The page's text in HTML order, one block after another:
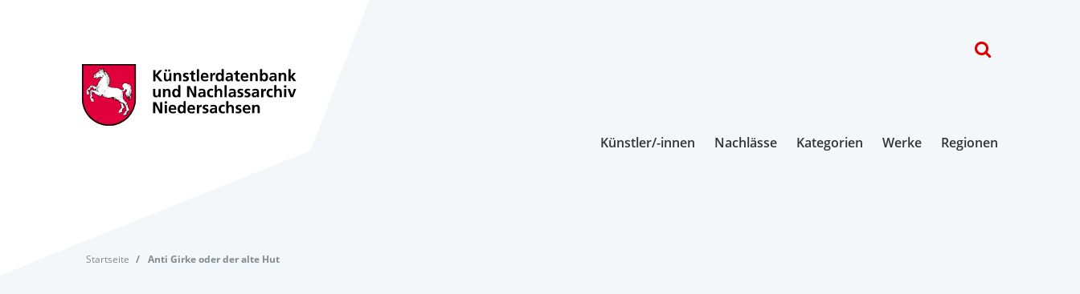
Künstler/-innen Nachlässe Kategorien Werke Regionen
Startseite Anti Girke oder der alte Hut